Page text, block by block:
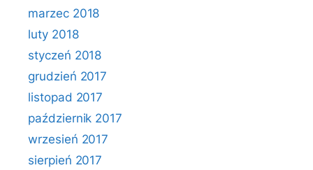
marzec 2018
luty 2018
styczeń 2018
grudzień 2017
listopad 2017
październik 2017
wrzesień 2017
sierpień 2017